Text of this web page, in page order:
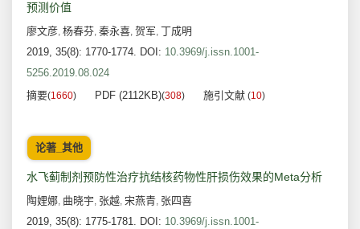
预测价值
廖文彦, 杨春芬, 秦永喜, 贺军, 丁成明
2019, 35(8): 1770-1774. DOI: 10.3969/j.issn.1001-
5256.2019.08.024
摘要(1660) PDF (2112KB)(308) 施引文献 (10)
论著_其他
水飞蓟制剂预防性治疗抗结核药物性肝损伤效果的Meta分析
陶娌娜, 曲晓宇, 张越, 宋燕青, 张四喜
2019, 35(8): 1775-1781. DOI: 10.3969/j.issn.1001-